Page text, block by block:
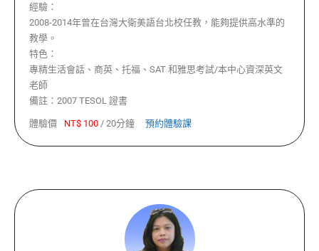
經驗：
2008-2014年曾在台灣大衛美語台北校任教，能夠提供高水準的
教學。
特色：
專精生活會話、商英、托福、SAT 和雅思考試/本中心資深英文
老師
備註： 2007 TESOL 證書
體驗價 NT$ 100 / 20分鐘 預約體驗課